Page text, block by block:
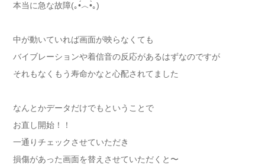
本当に急な故障(｡•́︿•̀｡)
中が動いていれば画面が映らなくても
バイブレーションや着信音の反応があるはずなのですが
それもなくもう寿命かなと心配されてました
なんとかデータだけでもということで
お直し開始！！
一通りチェックさせていただき
損傷があった画面を替えさせていただくと〜